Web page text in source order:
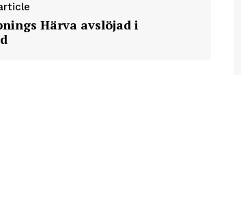
Härva avslöjad i